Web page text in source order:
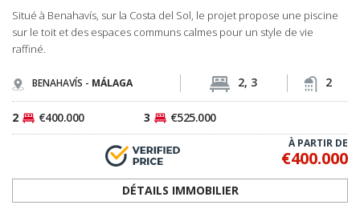
Situé à Benahavís, sur la Costa del Sol, le projet propose une piscine
sur le toit et des espaces communs calmes pour un style de vie
raffiné.
BENAHAVÍS - MÁLAGA 2, 3 2
2 €400.000 3 €525.000
À PARTIR DE
€400.000
DÉTAILS IMMOBILIER